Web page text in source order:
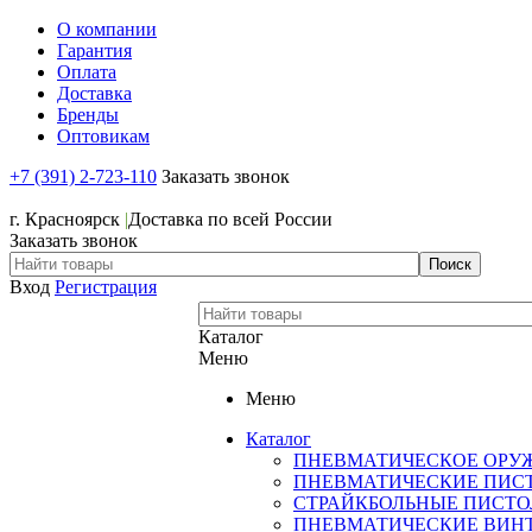
О компании
Гарантия
Оплата
Доставка
Бренды
Оптовикам
+7 (391) 2-723-110 Заказать звонок
г. Красноярск |Доставка по всей России
Заказать звонок
Вход Регистрация
Каталог
Меню
Меню
Каталог
ПНЕВМАТИЧЕСКОЕ
ПНЕВМАТИЧЕСКИЕ
СТРАЙКБОЛЬНЫЕ
ПНЕВМАТИЧЕСКИЕ